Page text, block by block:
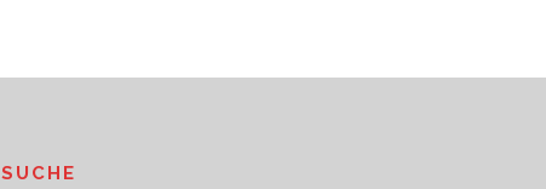
SUCHE